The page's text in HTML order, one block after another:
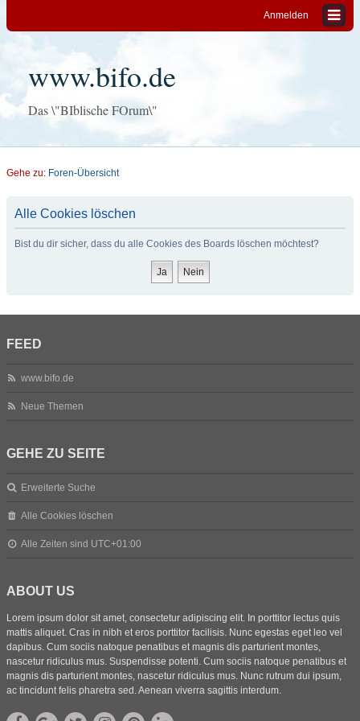
Anmelden
www.bifo.de
Das \"BIblische FOrum\"
Gehe zu: Foren-Übersicht
Alle Cookies löschen
Bist du dir sicher, dass du alle Cookies des Boards löschen möchtest?
FEED
www.bifo.de
Neue Themen
GEHE ZU SEITE
Erweiterte Suche
Alle Cookies löschen
Alle Zeiten sind UTC+01:00
ABOUT US
Lorem ipsum dolor sit amet, consectetur adipiscing elit. In porttitor lectus quis
mattis aliquet. Cras in nibh et eros porttitor facilisis. Nunc egestas eget leo vel
dapibus. Cum sociis natoque penatibus et magnis dis parturient montes,
nascetur ridiculus mus. Suspendisse potenti. Cum sociis natoque penatibus et
magnis dis parturient montes, nascetur ridiculus mus. Nunc rutrum dui ipsum,
ac tincidunt felis pharetra sed. Aenean viverra sagittis interdum.